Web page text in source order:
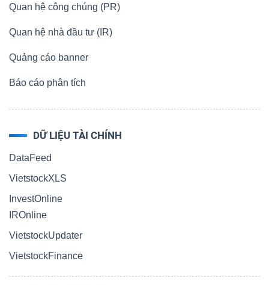
Quan hệ công chúng (PR)
Quan hệ nhà đầu tư (IR)
Quảng cáo banner
Báo cáo phân tích
DỮ LIỆU TÀI CHÍNH
DataFeed
VietstockXLS
InvestOnline
IROnline
VietstockUpdater
VietstockFinance